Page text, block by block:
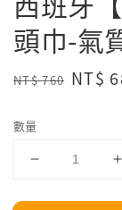
頭巾-氣
Regular
NT$ 760 Sale
NT$
數量